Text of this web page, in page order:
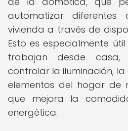
automatizar diferentes
vivienda a través de
Esto es especialmente
trabajan desde
controlar la iluminación,
elementos del hogar de
que mejora la
energética.